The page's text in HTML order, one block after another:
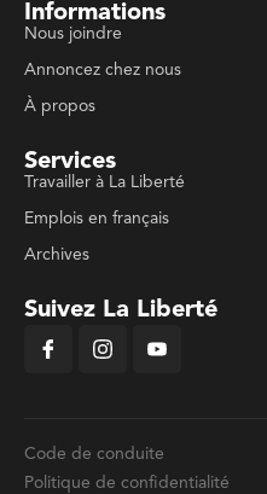
Informations
Nous joindre
Annoncez chez nous
À propos
Services
Travailler à La Liberté
Emplois en français
Archives
Suivez La Liberté
Code de conduite
Politique de confidentialité